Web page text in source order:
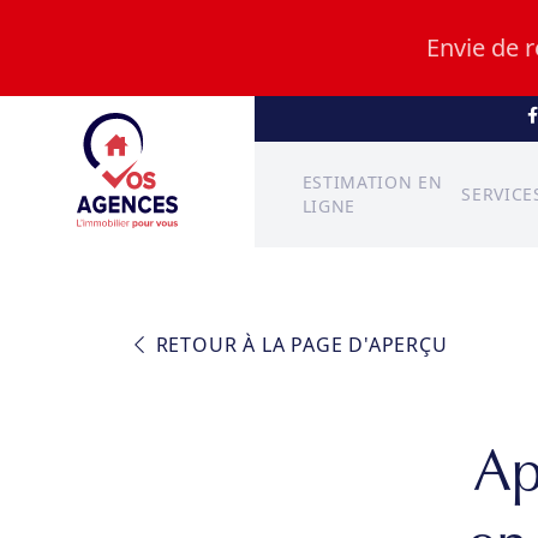
Envie de
ESTIMATION EN
LIGNE
RETOUR À LA PAGE D'APERÇU